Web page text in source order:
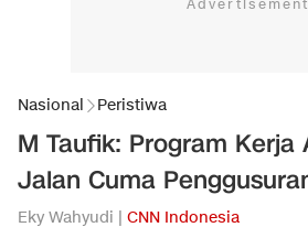
Nasional Peristiwa
M Taufik: Program Kerja
Jalan Cuma
Eky Wahyudi | CNN Indonesia